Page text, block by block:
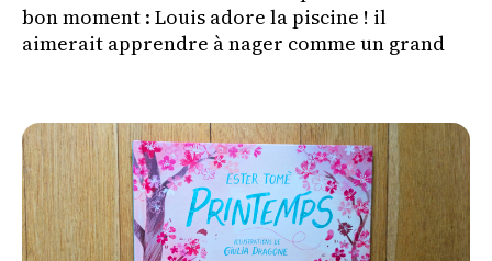
bon moment : Louis adore la piscine ! il
aimerait apprendre à nager comme un grand